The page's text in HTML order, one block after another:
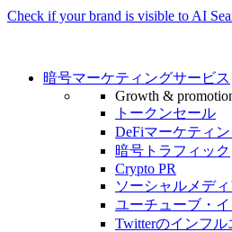
Check if your brand is visible to AI
暗号マーケティングサービス
Growth &
トークンセール
DeFiマーケティ
暗号トラフィック
Crypto PR
ソーシャルメデ
ユーチューブ・
Twitterのインフル